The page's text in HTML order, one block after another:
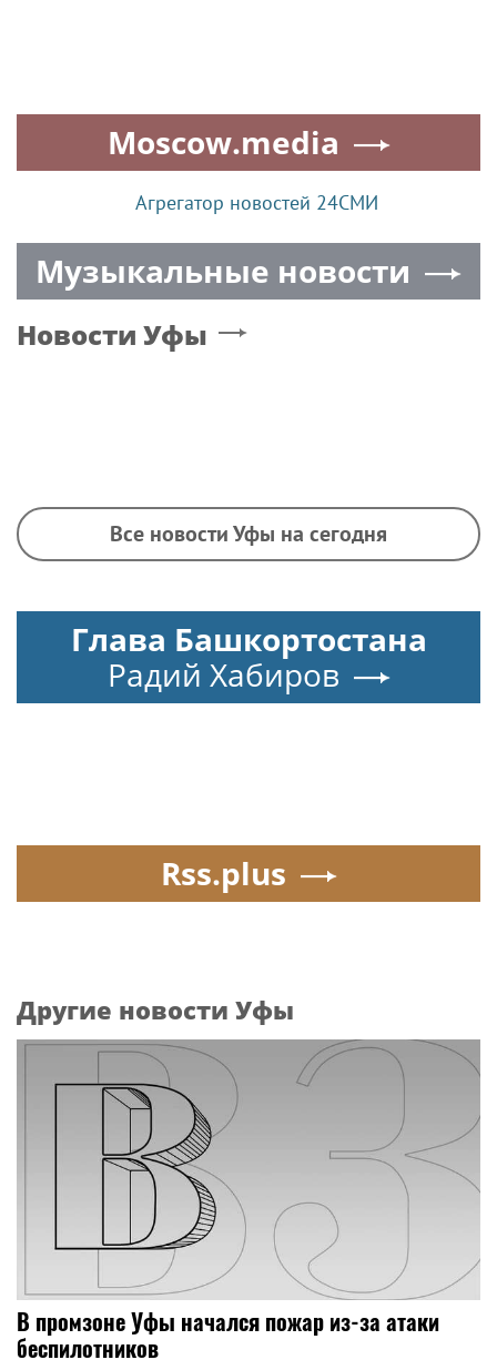
Moscow.media
Агрегатор новостей 24СМИ
Музыкальные новости
Новости Уфы
Все новости Уфы на сегодня
Глава Башкортостана
Радий Хабиров
Rss.plus
Другие новости Уфы
В промзоне Уфы начался пожар из-за атаки
беспилотников